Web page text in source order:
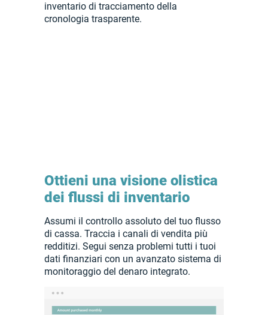
inventario di tracciamento della
cronologia trasparente.
Ottieni una visione olistica
dei flussi di inventario
Assumi il controllo assoluto del tuo flusso
di cassa. Traccia i canali di vendita più
redditizi. Segui senza problemi tutti i tuoi
dati finanziari con un avanzato sistema di
monitoraggio del denaro integrato.